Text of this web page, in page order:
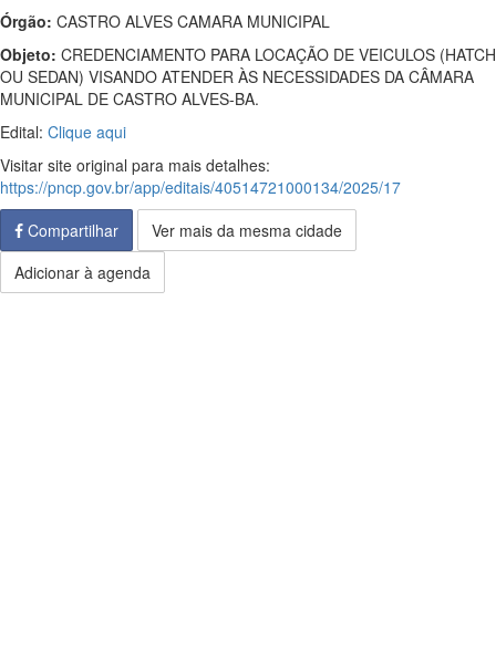
Órgão: CASTRO ALVES CAMARA MUNICIPAL
Objeto: CREDENCIAMENTO PARA LOCAÇÃO DE VEICULOS (HATCH
OU SEDAN) VISANDO ATENDER ÀS NECESSIDADES DA CÂMARA
MUNICIPAL DE CASTRO ALVES-BA.
Edital: Clique aqui
Visitar site original para mais detalhes:
https://pncp.gov.br/app/editais/40514721000134/2025/17
Compartilhar
Ver mais da mesma cidade
Adicionar à agenda